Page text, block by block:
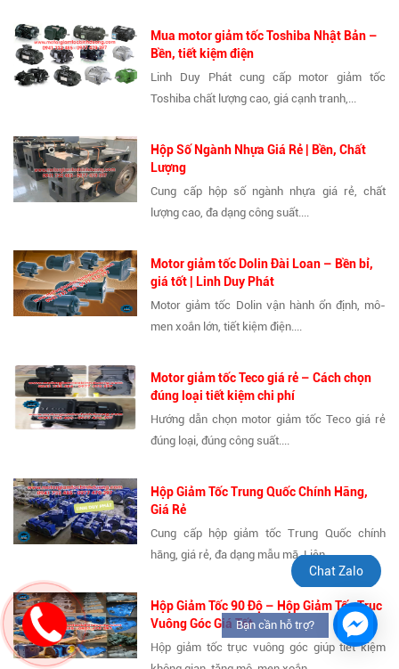
Mua motor giảm tốc Toshiba Nhật Bản –
Bền, tiết kiệm điện
Linh Duy Phát cung cấp motor giảm tốc
Toshiba chất lượng cao, giá cạnh tranh,...
Hộp Số Ngành Nhựa Giá Rẻ | Bền, Chất
Lượng
Cung cấp hộp số ngành nhựa giá rẻ, chất
lượng cao, đa dạng công suất....
Motor giảm tốc Dolin Đài Loan – Bền bỉ,
giá tốt | Linh Duy Phát
Motor giảm tốc Dolin vận hành ổn định, mô-
men xoắn lớn, tiết kiệm điện....
Motor giảm tốc Teco giá rẻ – Cách chọn
đúng loại tiết kiệm chi phí
Hướng dẫn chọn motor giảm tốc Teco giá rẻ
đúng loại, đúng công suất....
Hộp Giảm Tốc Trung Quốc Chính Hãng,
Giá Rẻ
Cung cấp hộp giảm tốc Trung Quốc chính
hãng, giá rẻ, đa dạng mẫu mã. Liên...
Hộp Giảm Tốc 90 Độ – Hộp Giảm Tốc Trục
Vuông Góc Giá Tốt
Hộp giảm tốc trục vuông góc giúp tiết kiệm
Chat Zalo
Bạn cần hỗ trợ?